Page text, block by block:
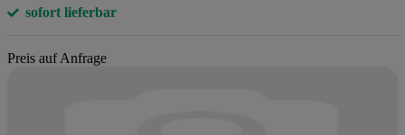
sofort lieferbar
Preis auf Anfrage